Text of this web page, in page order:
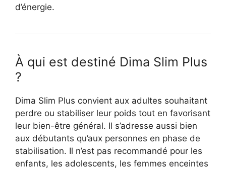
d’énergie.
À qui est destiné Dima Slim Plus
?
Dima Slim Plus convient aux adultes souhaitant
perdre ou stabiliser leur poids tout en favorisant
leur bien-être général. Il s’adresse aussi bien
aux débutants qu’aux personnes en phase de
stabilisation. Il n’est pas recommandé pour les
enfants, les adolescents, les femmes enceintes